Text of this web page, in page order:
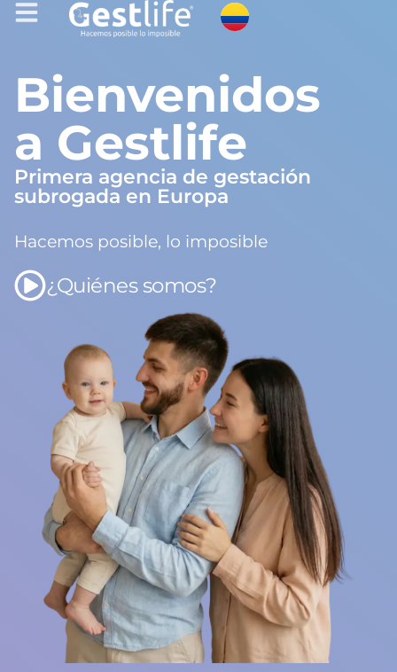
Bienvenidos
a Gestlife
Primera agencia de gestación
subrogada en Europa
Hacemos posible, lo imposible
¿Quiénes somos?